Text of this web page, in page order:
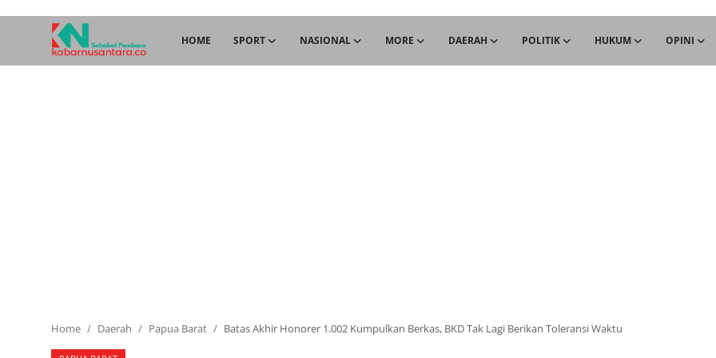
HOME SPORT NASIONAL MORE DAERAH POLITIK HUKUM OPINI
Home Daerah Papua Barat Batas Akhir Honorer 1.002 Kumpulkan Berkas, BKD Tak Lagi Berikan Toleransi Waktu